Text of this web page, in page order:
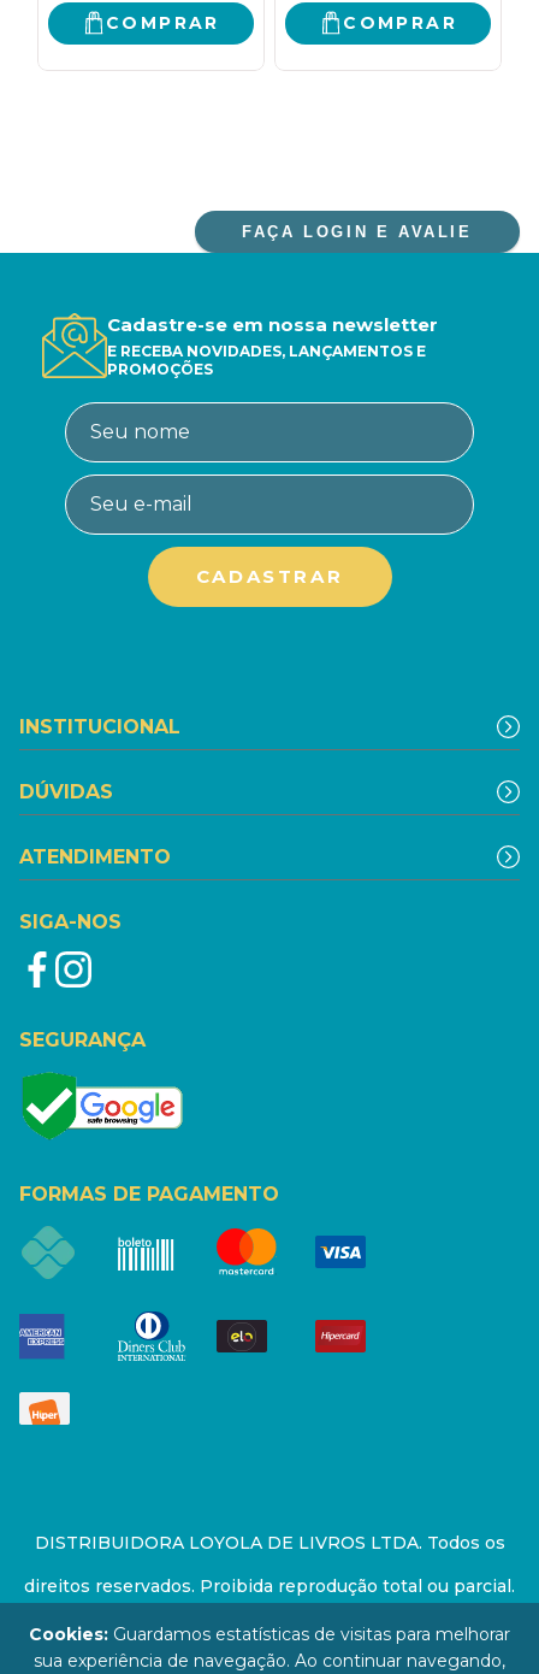
COMPRAR COMPRAR
FAÇA LOGIN E AVALIE
Cadastre-se em nossa newsletter
E RECEBA NOVIDADES, LANÇAMENTOS E
PROMOÇÕES
INSTITUCIONAL
DÚVIDAS
ATENDIMENTO
SIGA-NOS
SEGURANÇA
FORMAS DE PAGAMENTO
DISTRIBUIDORA LOYOLA DE LIVROS LTDA. Todos os
direitos reservados. Proibida reprodução total ou parcial.
Preços e estoque sujeito a alterações sem aviso prévio.
Cookies: Guardamos estatísticas de visitas para melhorar
sua experiência de navegação. Ao continuar navegando,